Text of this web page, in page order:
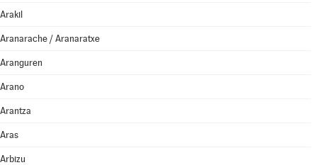
Arakil
Aranarache / Aranaratxe
Aranguren
Arano
Arantza
Aras
Arbizu